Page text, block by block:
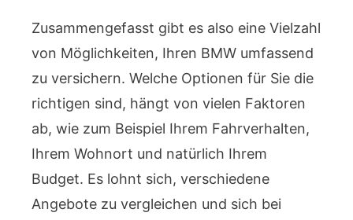
Zusammengefasst gibt es also eine Vielzahl
von Möglichkeiten, Ihren BMW umfassend
zu versichern. Welche Optionen für Sie die
richtigen sind, hängt von vielen Faktoren
ab, wie zum Beispiel Ihrem Fahrverhalten,
Ihrem Wohnort und natürlich Ihrem
Budget. Es lohnt sich, verschiedene
Angebote zu vergleichen und sich bei